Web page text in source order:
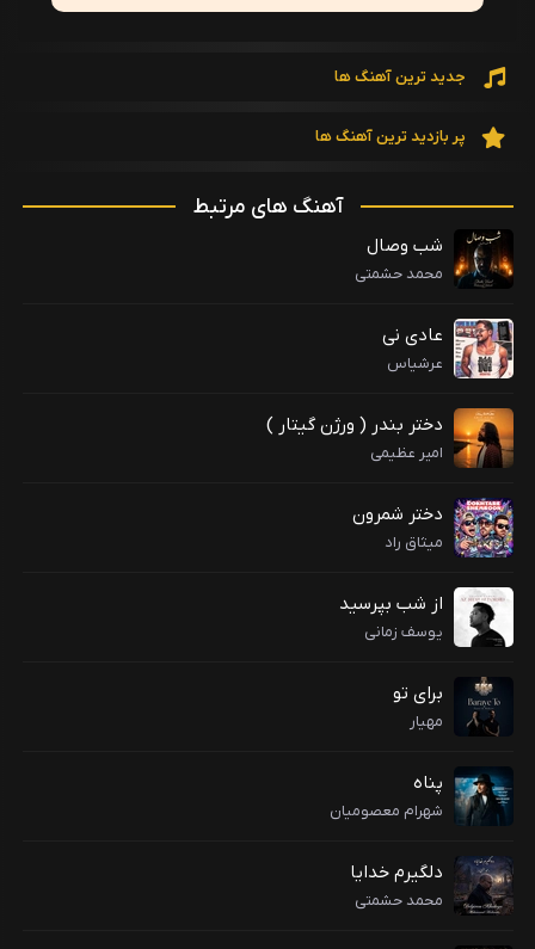
جدید ترین آهنگ ها
پر بازدید ترین آهنگ ها
آهنگ های مرتبط
شب وصال
محمد حشمتی
عادی نی
عرشیاس
دختر بندر ( ورژن گیتار )
امیر عظیمی
دختر شمرون
میثاق راد
از شب بپرسید
یوسف زمانی
برای تو
مهیار
پناه
شهرام معصومیان
دلگیرم خدایا
محمد حشمتی